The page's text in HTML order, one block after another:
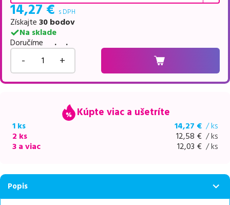
14,27€ s DPH
Získajte 30 bodov
Na sklade
Doručíme
. .
- +
Kúpte viac a ušetríte
1 ks 14,27 € / ks
2 ks
12,58 € / ks
3 a viac
12,03 € / ks
Popis